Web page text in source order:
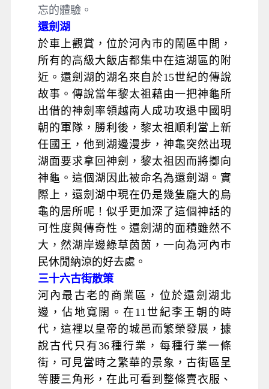
忘的體驗。
還劍湖
於車上觀賞，位於河內巿的鬧區中間，
所有的高級大飯店都集中在這湖區的附
近。還劍湖的湖名來自於15世紀的傳說
故事。傳說當年黎太祖藉由一把神龜所
出借的神劍率領越南人成功攻退中國明
朝的軍隊，勝利後，黎太祖順利當上新
任國王，他到湖邊漫步，神龜突然出現
湖面要求拿回神劍，黎太祖因而將擲向
神龜。這個湖因此被命名為還劍湖。實
際上，還劍湖中現在仍是幾隻龐大的烏
龜的居所呢！似乎更加深了這個神話的
可性度與傳奇性。還劍湖的面積雖然不
大，然湖岸邊綠草茵茵，一向為河內巿
民休閒納涼的好去處。
三十六古街散策
河內最古老的商業區，位於還劍湖北
邊，佔地寬闊。在11世紀李王朝的時
代，這裡以皇帝的城邑而繁榮發展，據
說古代只有36種行業，每種行業一條
街，可見當時之繁華的景象，古街區呈
等腰三角形，在此可看到整條賣衣服、